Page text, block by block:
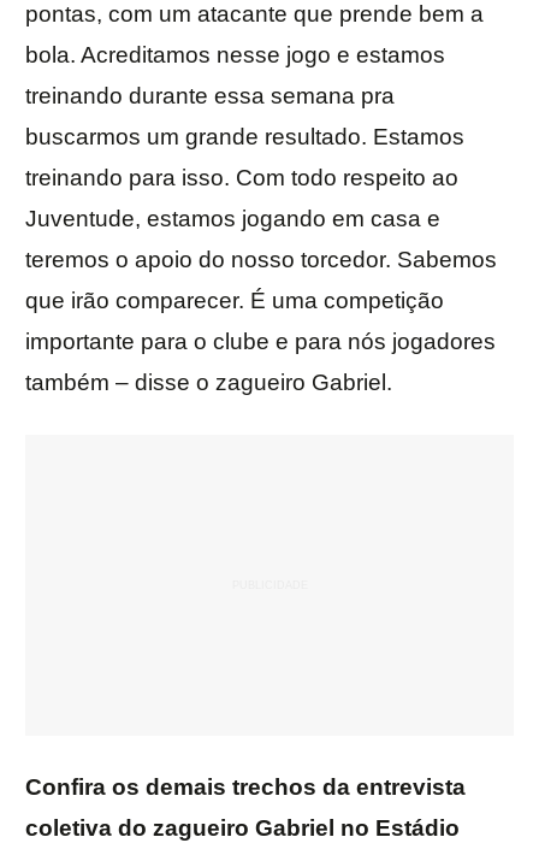
pontas, com um atacante que prende bem a
bola. Acreditamos nesse jogo e estamos
treinando durante essa semana pra
buscarmos um grande resultado. Estamos
treinando para isso. Com todo respeito ao
Juventude, estamos jogando em casa e
teremos o apoio do nosso torcedor. Sabemos
que irão comparecer. É uma competição
importante para o clube e para nós jogadores
também – disse o zagueiro Gabriel.
Confira os demais trechos da entrevista
coletiva do zagueiro Gabriel no Estádio